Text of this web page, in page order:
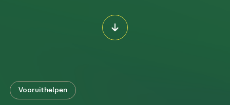
Vooruithelpen